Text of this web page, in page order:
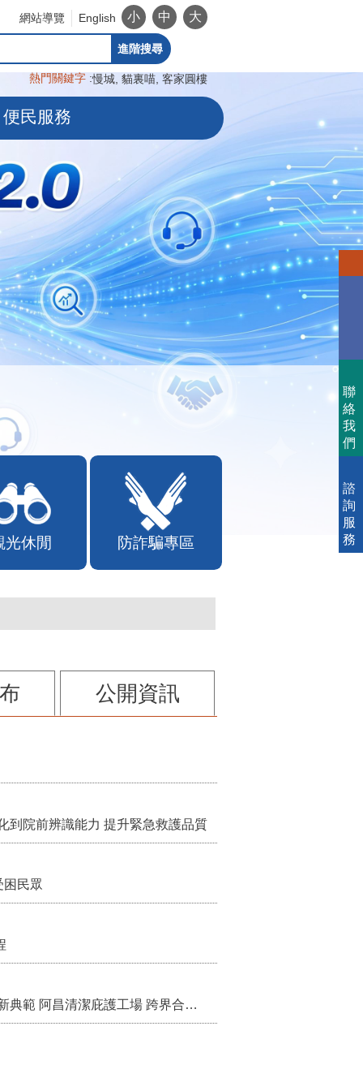
網站導覽 English 小 中 大
進階搜尋
熱門關鍵字 慢城 貓裏喵 客家圓樓
便民服務
光休閒 防詐騙專區
公開資訊
到院前辨識能力 提升緊急救護品質
民眾
活化校園閒置空間 打造循環經濟與公益共融新典範 阿昌清潔庇護工場 跨界合作 共好聚落
聯
絡
我
們
諮
詢
服
務